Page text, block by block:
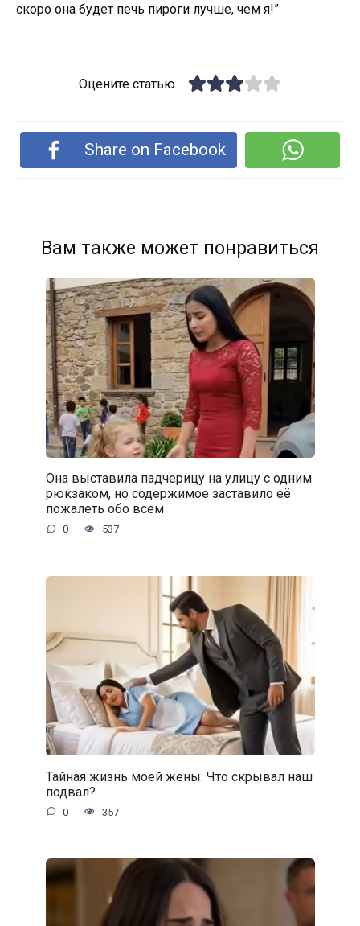
скоро она будет печь пироги лучше, чем я!”
Оцените статью
Share on Facebook
Вам также может понравиться
Она выставила падчерицу на улицу с одним
рюкзаком, но содержимое заставило её
пожалеть обо всем
0 537
Тайная жизнь моей жены: Что скрывал наш
подвал?
0 357